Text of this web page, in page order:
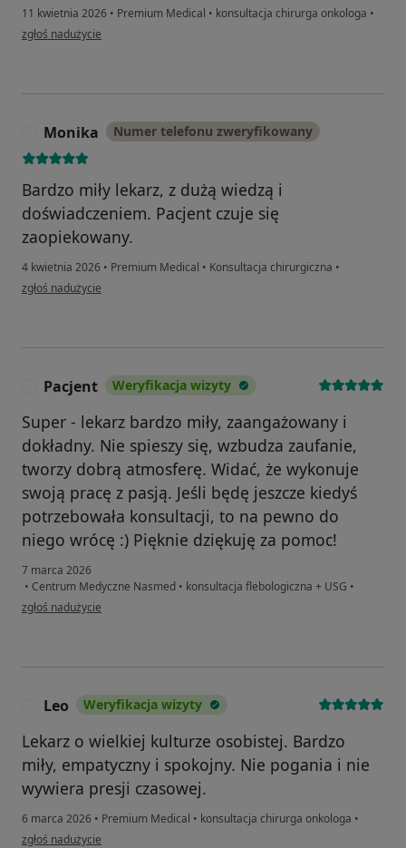
11 kwietnia 2026 • Premium Medical • konsultacja chirurga onkologa •
w opinii użytkownika Ela
zgłoś nadużycie
Monika Numer telefonu zweryfikowany
Bardzo miły lekarz, z dużą wiedzą i
doświadczeniem. Pacjent czuje się
zaopiekowany.
4 kwietnia 2026 • Premium Medical • Konsultacja chirurgiczna •
w opinii użytkownika Monika
zgłoś nadużycie
Pacjent Weryfikacja wizyty
Super - lekarz bardzo miły, zaangażowany i
dokładny. Nie spieszy się, wzbudza zaufanie,
tworzy dobrą atmosferę. Widać, że wykonuje
swoją pracę z pasją. Jeśli będę jeszcze kiedyś
potrzebowała konsultacji, to na pewno do
niego wrócę :) Pięknie dziękuję za pomoc!
7 marca 2026
• Centrum Medyczne Nasmed • konsultacja flebologiczna + USG •
w opinii użytkownika Pacjent
zgłoś nadużycie
Leo Weryfikacja wizyty
Lekarz o wielkiej kulturze osobistej. Bardzo
miły, empatyczny i spokojny. Nie pogania i nie
wywiera presji czasowej.
6 marca 2026 • Premium Medical • konsultacja chirurga onkologa •
w opinii użytkownika Leo
zgłoś nadużycie